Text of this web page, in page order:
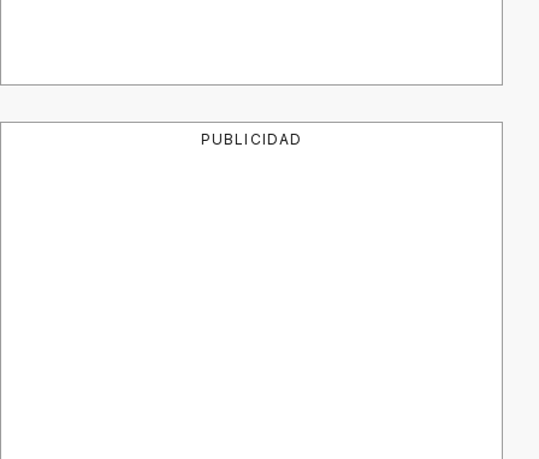
PUBLICIDAD